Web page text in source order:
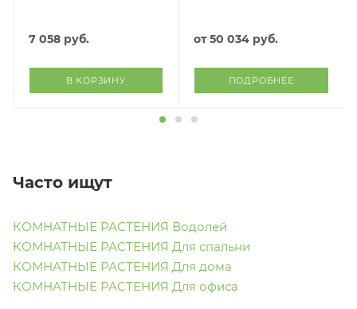
7 058руб.
В КОРЗИНУ
от50 034 руб.
ПОДРОБНЕЕ
Часто ищут
КОМНАТНЫЕ РАСТЕНИЯ Водолей
КОМНАТНЫЕ РАСТЕНИЯ Для спальни
КОМНАТНЫЕ РАСТЕНИЯ Для дома
КОМНАТНЫЕ РАСТЕНИЯ Для офиса